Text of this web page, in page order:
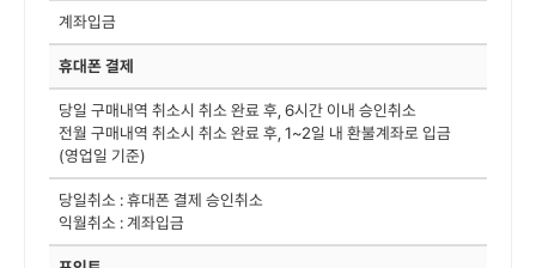
계좌입금
휴대폰 결제
당일 구매내역 취소시 취소 완료 후, 6시간 이내 승인취소
전월 구매내역 취소시 취소 완료 후, 1~2일 내 환불계좌로 입금
(영업일 기준)
당일취소 : 휴대폰 결제 승인취소
익월취소 : 계좌입금